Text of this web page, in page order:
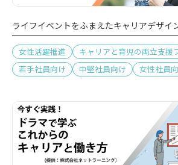
ライフイベントをふまえたキャリアデザイ
女性活躍推進
キャリアと育児の両立支援
若手社員向け
中堅社員向け 女性社員